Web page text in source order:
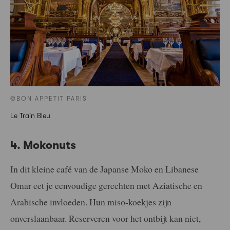
©BON APPETIT PARIS
Le Train Bleu
4. Mokonuts
In dit kleine café van de Japanse Moko en Libanese
Omar eet je eenvoudige gerechten met Aziatische en
Arabische invloeden. Hun miso-koekjes zijn
onverslaanbaar. Reserveren voor het ontbijt kan niet,